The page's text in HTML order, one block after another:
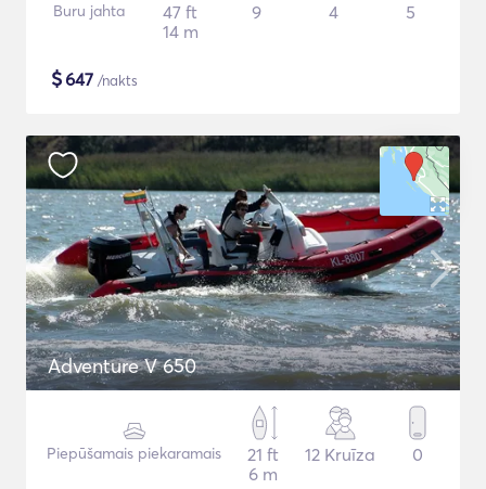
Buru jahta
47 ft
14 m
9 4 5
$647 /nakts
Adventure V 650
Piepūšamais piekaramais
21 ft
6 m
12 Kruīza 0